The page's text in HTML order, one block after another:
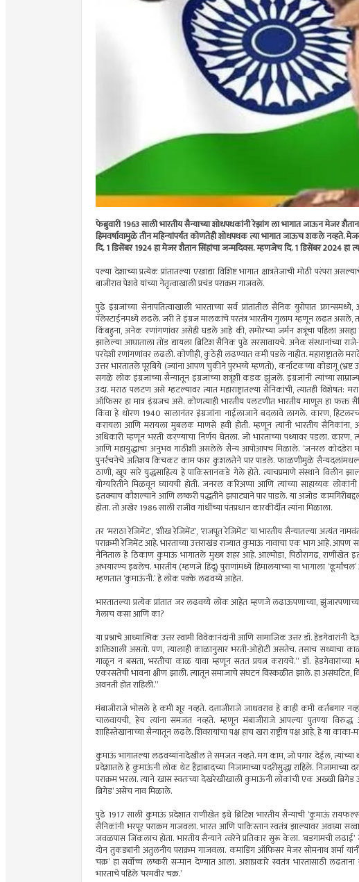
फेब्रुवारी 1963 साली भारतीय सैन्याच्या शोधपथकांनी रेझांग ला भागात जाऊन मेजर
हिमवर्षावामुळे तीन महिन्यांपर्यंत कोणतेही शोधपथक त्या भागात जाऊच शकले नव्हते.
दि. 1 डिसेंबर 1924 हा मेजर शैतान सिंहांचा जन्मदिवस. म्हणजेच दि. 1 डिसेंबर 2024 हा
पल्या देशाच्या प्रत्येक प्रांतातल्या एखाद्या विशिष्ट भागात क्षात्रतेजाची मोठी परंपरा
बाजीराव पेशवे यांच्या नेतृत्वाखाली प्रचंड पराक्रम गाजवले.
पुढे इंग्रजांच्या सेनापतित्वाखाली भारताच्या सर्व प्रांतांतील सैनिक युरोपात
पॅलेस्टाईनमध्ये लढले. जरी ते इंग्रज मालकांचे परतंत्र भारतीय गुलाम म्हणून लढत असले,
किंबहुना, अनेक रणांगणांवर असेही घडले आहे की, समोरच्या जर्मन शत्रूंचा पहिला
झालेल्या आघाताला तोंड द्यायला ब्रिटिश सैनिक पुढे सरसावायचे. अनेक संस्थानांच्या
परदेशी रणांगणांवर लढली. कोणीही, कुठेही लढण्यात कमी पडले नाहीत. महाराष्ट्रातले
उत्तर भारतातले पूरबिये (ज्यांना आपण चुकीने पुरभय्ये म्हणतो), कर्नाटकच्या कोडागू
सगळे लोक इंग्रजांच्या सैन्यातून इंग्रजांच्या शत्रूंशी कडक झुंजले. इंग्रजांनी त्यांच्या
उदा. मराठ पलटण असे म्हटल्यावर त्यात महाराष्ट्रातल्या सैनिकांची, त्यातही विशेषत:
ऑफिसर हा मात्र इंग्रजच असे. कोणत्याही भारतीय पलटणीत भारतीय माणूस हा फक्त
किंवा हे धोरण 1940 सालानंतर इंग्रजांना नाईलाजाने बदलावे लागले. कारण,
करायला आणि मरायला मुबलक माणसे हवी होती. म्हणून त्यांनी भारतीय सैनिकांना,
अधिकारी म्हणून भरती करण्याचा निर्णय घेतला. जो भारताच्या पथ्यावर पडला.
आणि महायुद्धाचा अनुभव गाठीशी असलेले सैन्य आपोआपच मिळाले. ‘जनरल कोदंडेरा
पुनर्रचनेचे अतिशय किचकट काम फार कुशलतेने पार पाडले. फाळणीमुळे
ठाणी, खूप सारे युद्धसाहित्य हे पाकिस्तानकडे गेले होते. त्याचप्रमाणे संस्थाने
योग्यरितीने मिळवून घ्यायची होती. जनरल करिअप्पा आणि त्यांच्या साहाय्यक
इतक्याच कौशल्याने आणि लष्करी पद्धतीने झपाट्याने पार पाडले. या अजोड
होता. तो अखेर 1986 साली राजीव गांधींच्या पंतप्रधान कारकीर्दीत त्यांना मिळाला.
तर ‘मराठा रेजिमेंट’, ‘शीख रेजिमेंट’, ‘राजपूत रेजिमेंट’ या भारतीय सैन्यातल्या अत्यंत
पराक्रमी रेजिमेंट आहे. भारताच्या उत्तराखंड राज्यात कुमाऊं नावाचा एक भाग आहे.
नैनिताल हे ठिकाण कुमाऊं भागातले मुख्य शहर आहे. आल्मोडा, पिठौरागढ, राणीखेत
अभयारण्य इथलेच. भारतीय (म्हणजे हिंदू) पुराणांमध्ये हिमालयाच्या या भागाला
म्हणतात ‘कुमाऊंनी.’ हे लोक पक्के लढवय्ये आहेत.
भारतातल्या प्रत्येक प्रांतात जर लढवय्ये लोक आहेत म्हणजे लढाऊपणाच्या,
गेलाच कसा आणि का?
या प्रश्नाचे आध्यात्मिक उत्तर स्वामी विवेकानंदांनी आणि सामाजिक उत्तर डॉ.
शक्तिशाली असतो. पण, त्यालाही काळानुसार भरती-ओहोटी असतेच. तसाच सध्याचा
गाळून न बसता, भरतीचा काळ यावा म्हणून सतत प्रयत्न करायचे.” डॉ. हेडगेवारांच्या
एकरसतेची भावना क्षीण झाली. त्यातून समाजाचे संघटन विस्कळीत झाले. हा
अवनती होत राहिली.”
मंबाजीराजे भोसले हे कमी शूर नव्हते. दत्ताजीराजे जाधवराव हे काही कमी
चालवायची, हेच त्यांना समजत नव्हते. म्हणून मंबाजीराजे आपल्या पुतण्या
शाहिस्तेखानाच्या सैन्यातून लढले. शिवरायांचा पक्ष हाच खरा राष्ट्रीय पक्ष आहे, हे या
कुमाऊं भागातल्या लढवय्यांनादेखील ते समजत नव्हते. मग काम, जो पगार देईल, त्यांच्या
प्रदेशातले हे कुमाऊंनी लोक थेट हैद्राबादच्या निजामाच्या पदरीसुद्धा राहिले.
पराक्रम भरला. त्याने खास स्वतःच्या देखरेखीखाली कुमाऊंनी लोकांची एक अख्खी
ब्रिगेड’ असेच नाव मिळाले.
पुढे 1917 साली कुमाऊं प्रदेशात राणीखेत इथे ब्रिटिश भारतीय सैन्याची ‘कुमाऊं
सैनिकांनी भरपूर पराक्रम गाजवला. भारत आणि पाकिस्तान स्वतंत्र झाल्यावर अवघ्या
जवळपास जिंकलाच होता. भारतीय सैन्याने त्वरेने प्रतिकार सुरू केला. ‘बडगामची
दोन तुकड्यांनी अतुलनीय पराक्रम गाजवला. कमांडिंग ऑफिसर मेजर सोमनाथ शर्मा
चक्र’ हा सर्वोच्च लष्करी सन्मान देण्यात आला. अशाप्रकारे स्वतंत्र भारतासाठी
भारताचे पहिले ‘परमवीर चक्र.’